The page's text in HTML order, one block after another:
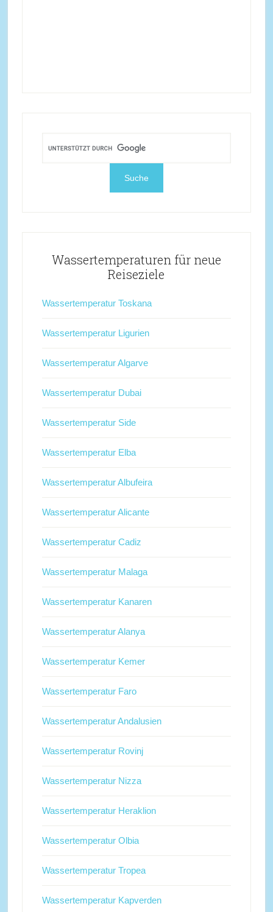
Wassertemperaturen für neue
Reiseziele
Wassertemperatur Toskana
Wassertemperatur Ligurien
Wassertemperatur Algarve
Wassertemperatur Dubai
Wassertemperatur Side
Wassertemperatur Elba
Wassertemperatur Albufeira
Wassertemperatur Alicante
Wassertemperatur Cadiz
Wassertemperatur Malaga
Wassertemperatur Kanaren
Wassertemperatur Alanya
Wassertemperatur Kemer
Wassertemperatur Faro
Wassertemperatur Andalusien
Wassertemperatur Rovinj
Wassertemperatur Nizza
Wassertemperatur Heraklion
Wassertemperatur Olbia
Wassertemperatur Tropea
Wassertemperatur Kapverden